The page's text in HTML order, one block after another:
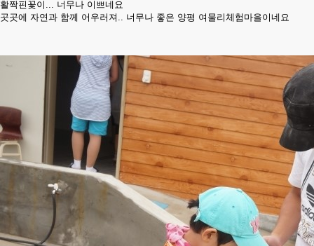
활짝핀꽃이... 너무나 이쁘네요
곳곳에 자연과 함께 어우러져.. 너무나 좋은 양평 여물리체험마을이네요